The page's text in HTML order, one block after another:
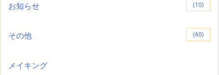
お知らせ (10)
その他 (60)
メイキング